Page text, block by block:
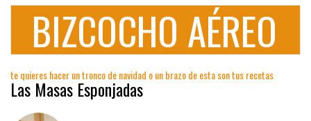
BIZCOCHO AÉREO
te quieres hacer un tronco de navidad o un brazo de esta son tus recetas
Las Masas Esponjadas